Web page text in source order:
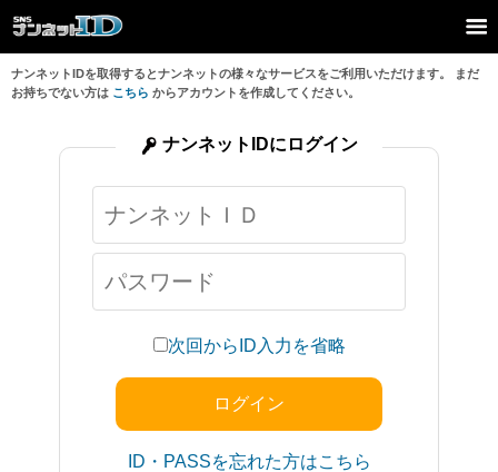
ナンネットIDを取得するとナンネットの様々なサービスをご利用いただけます。 まだ
お持ちでない方は こちら からアカウントを作成してください。
次回からID入力を省略
ID・PASSを忘れた方はこちら
ナンネットIDにログイン